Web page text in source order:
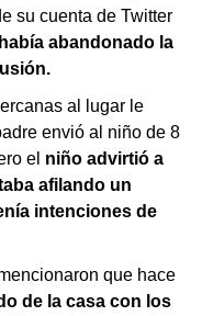
su cuenta de Twitter
abandonado la
al lugar le
envió al niño de 8
el niño advirtió a
afilando un
intenciones de
que hace
de la casa con los